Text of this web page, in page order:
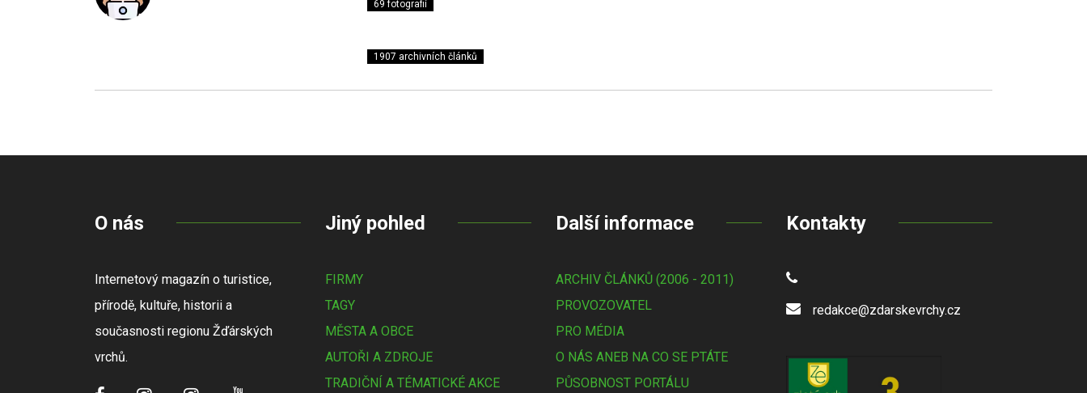
69 fotografií
1907 archivních článků
O nás
Internetový magazín o turistice,
přírodě, kultuře, historii a
současnosti regionu Žďárských
vrchů.
Jiný pohled
FIRMY
TAGY
MĚSTA A OBCE
AUTOŘI A ZDROJE
TRADIČNÍ A TÉMATICKÉ AKCE
Další informace
ARCHIV ČLÁNKŮ (2006 - 2011)
PROVOZOVATEL
PRO MÉDIA
O NÁS ANEB NA CO SE PTÁTE
PŮSOBNOST PORTÁLU
Kontakty
redakce@zdarskevrchy.cz